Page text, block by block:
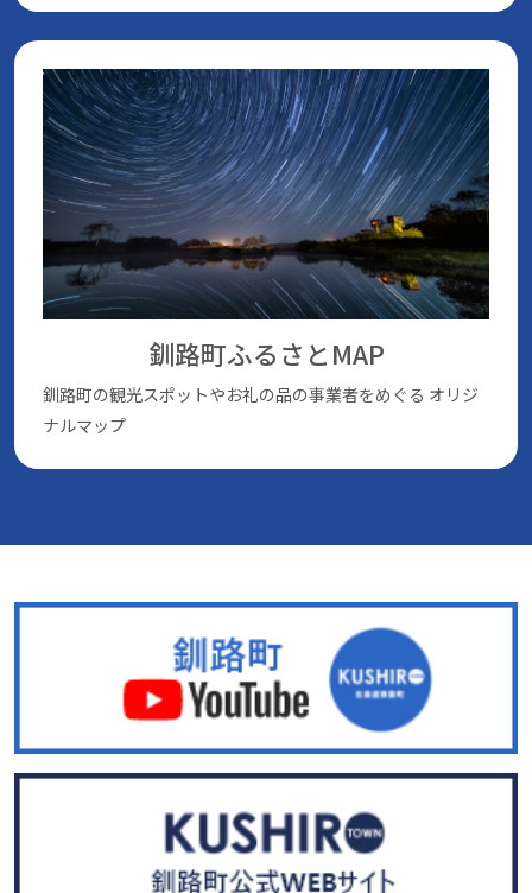
釧路町ふるさとMAP
釧路町の観光スポットやお礼の品の事業者をめぐる オリジ
ナルマップ